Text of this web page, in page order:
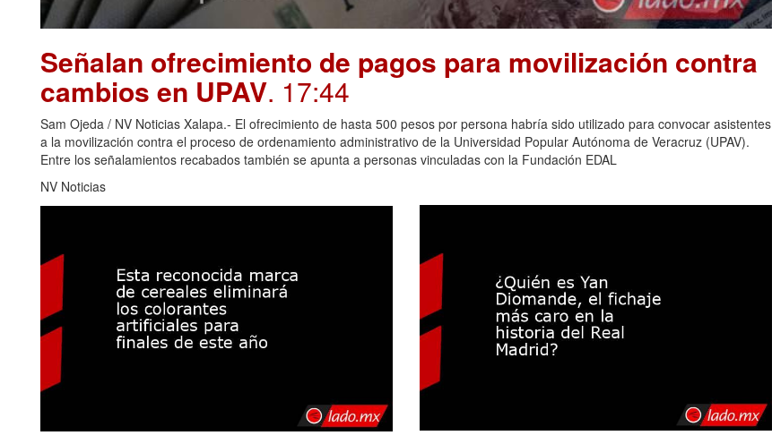
Señalan ofrecimiento de pagos para movilización contra
cambios en UPAV. 17:44
Sam Ojeda / NV Noticias Xalapa.- El ofrecimiento de hasta 500 pesos por persona habría sido utilizado para convocar asistentes
a la movilización contra el proceso de ordenamiento administrativo de la Universidad Popular Autónoma de Veracruz (UPAV).
Entre los señalamientos recabados también se apunta a personas vinculadas con la Fundación EDAL
NV Noticias